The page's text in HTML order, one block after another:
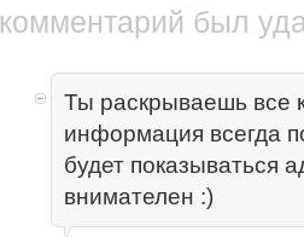
комментарий был
Ты раскрываешь все
информация всегда
будет показываться
внимателен :)